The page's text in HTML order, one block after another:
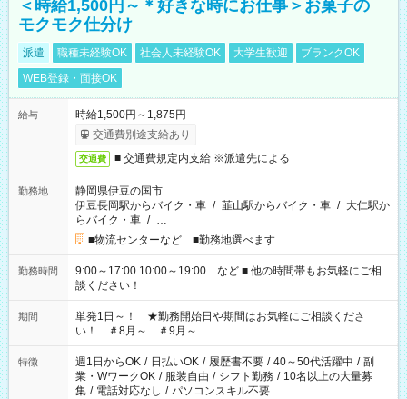
＜時給1,500円～＊好きな時にお仕事＞お菓子の
モクモク仕分け
派遣 職種未経験OK 社会人未経験OK 大学生歓迎
ブランクOK
WEB登録・面接OK
給与
時給1,500円～1,875円
交通費別途支給あり
交通費 ■ 交通費規定内支給 ※派遣先による
勤務地
静岡県伊豆の国市
伊豆長岡駅からバイク・車 / 韮山駅からバイク・車 / 大仁駅か
らバイク・車 / …
■物流センターなど ■勤務地選べます
勤務時間
9:00～17:00 10:00～19:00 など ■ 他の時間帯もお気軽にご相
談ください！
期間
単発1日～！ ★勤務開始日や期間はお気軽にご相談くださ
い！ ＃8月～ ＃9月～
特徴 週1日からOK / 日払いOK / 履歴書不要 / 40～50代活躍中 / 副
業・WワークOK / 服装自由 / シフト勤務 / 10名以上の大量募
集 / 電話対応なし / パソコンスキル不要